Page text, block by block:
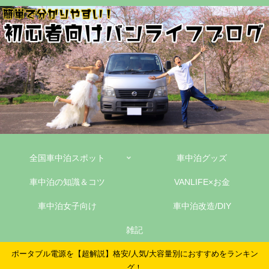
全国車中泊スポット 車中泊グッズ
車中泊の知識＆コツ VANLIFE×お金
車中泊女子向け 車中泊改造/DIY
雑記
ポータブル電源を【超解説】格安/人気/大容量別におすすめをランキン